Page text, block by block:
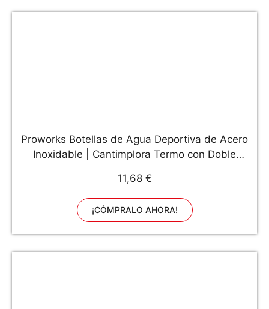
Proworks Botellas de Agua Deportiva de Acero
Inoxidable | Cantimplora Termo con Doble
24 Horas de Bebida Fría - Libre de BPA -
350ml – Melocotón
11,68 €
¡CÓMPRALO AHORA!